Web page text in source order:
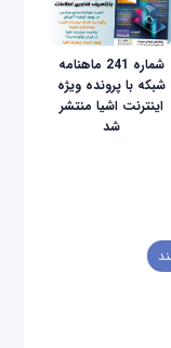
شماره 241 ماهنامه
شبکه با پرونده ویژه
اینترنت اشیا منتشر
شد